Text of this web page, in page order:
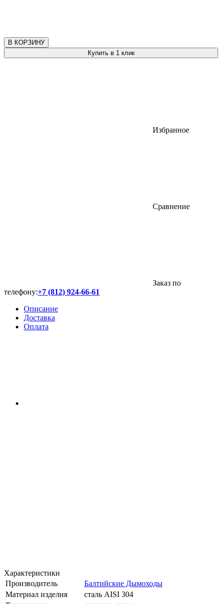
В КОРЗИНУ
Купить в 1 клик
Избранное
Сравнение
Заказ по
телефону:+7 (812) 924-66-61
Описание
Доставка
Оплата
Характеристики
Производитель
Балтийские Дымоходы
Материал изделия
сталь AISI 304